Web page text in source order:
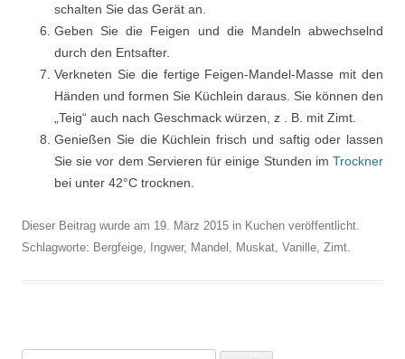
schalten Sie das Gerät an.
Geben Sie die Feigen und die Mandeln abwechselnd
durch den Entsafter.
Verkneten Sie die fertige Feigen-Mandel-Masse mit den
Händen und formen Sie Küchlein daraus. Sie können den
„Teig“ auch nach Geschmack würzen, z . B. mit Zimt.
Genießen Sie die Küchlein frisch und saftig oder lassen
Sie sie vor dem Servieren für einige Stunden im Trockner
bei unter 42°C trocknen.
Dieser Beitrag wurde am 19. März 2015 in Kuchen veröffentlicht.
Schlagworte: Bergfeige Ingwer, Mandel Muskat Vanille Zimt